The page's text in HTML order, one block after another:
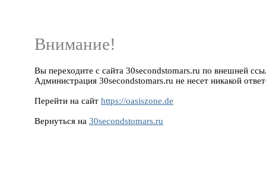
Внимание!
Вы переходите с сайта 30secondstomars.ru по внешней
Администрация 30secondstomars.ru не несет никакой
Перейти на сайт https://oasiszone.de
Вернуться на 30secondstomars.ru